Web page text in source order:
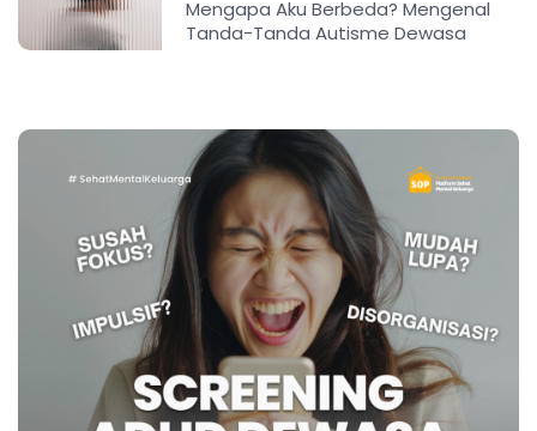
Mengapa Aku Berbeda? Mengenal
Tanda-Tanda Autisme Dewasa